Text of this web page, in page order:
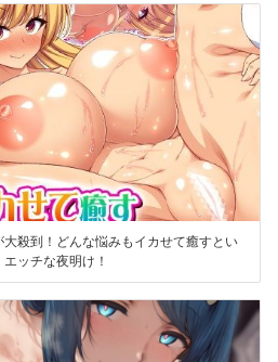
殺到！どんな悩みもイカせて癒すとい
ッチな夜明け！